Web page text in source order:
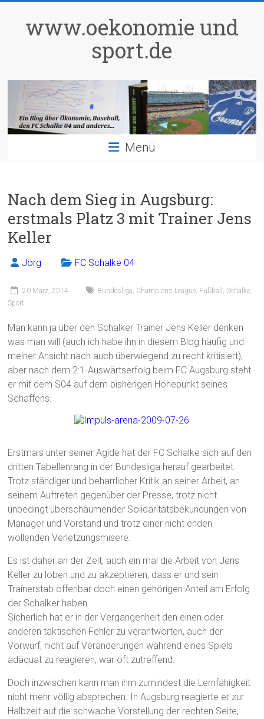
springenwww.oekonomie und
sport.de
Menü
Nach dem Sieg in Augsburg:
erstmals Platz 3 mit Trainer Jens
Keller
Jörg FC Schalke 04
20 März, 2014 Bundesliga, Champions League, Fußball , Schalke,
Sport
Man kann ja über den Schalker Trainer Jens Keller denken
was man will (auch ich habe ihn in diesem Blog häufig und
meiner Ansicht nach auch überwiegend zu recht kritisiert),
aber nach dem 2:1-Auswärtserfolg beim FC Augsburg steht
er mit dem S04 auf dem bisherigen Höhepunkt seines
Schaffens.
Erstmals unter seiner Ägide hat der FC Schalke sich auf den
dritten Tabellenrang in der Bundesliga herauf gearbeitet.
Trotz ständiger und beharrlicher Kritik an seiner Arbeit, an
seinem Auftreten gegenüber der Presse, trotz nicht
unbedingt überschäumender Solidaritätsbekundungen von
Manager und Vorstand und trotz einer nicht enden
wollenden Verletzungsmisere.
Es ist daher an der Zeit, auch ein mal die Arbeit von Jens
Keller zu loben und zu akzeptieren, dass er und sein
Trainerstab offenbar doch einen gehörigen Anteil am Erfolg
der Schalker haben.
Sicherlich hat er in der Vergangenheit den einen oder
anderen taktischen Fehler zu verantworten, auch der
Vorwurf, nicht auf Veränderungen während eines Spiels
adäquat zu reagieren, war oft zutreffend.
Doch inzwischen kann man ihm zumindest die Lernfähigkeit
nicht mehr völlig absprechen. In Augsburg reagierte er zur
Halbzeit auf die schwache Vorstellung der rechten Seite,